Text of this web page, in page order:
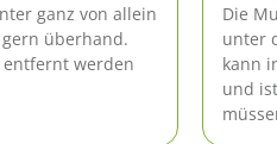
ganz von allein
überhand.
entfernt werden
Die
unter
kann
und